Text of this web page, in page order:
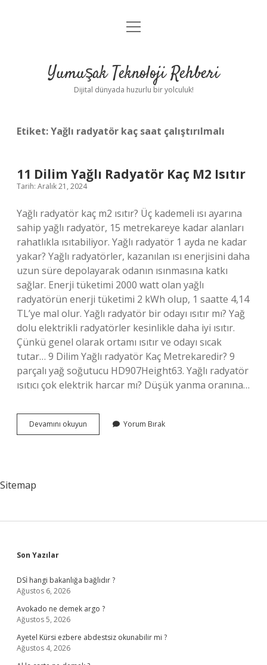
Anasayfa
Yasal Uyarı
menüyü
Yumuşak Teknoloji Rehberi
Dijital dünyada huzurlu bir yolculuk!
Etiket:Yağlı radyatör kaç saat çalıştırılmalı
11 Dilim Yağlı Radyatör Kaç M2 Isıtır
Tarih: Aralık 21, 2024
Yağlı radyatör kaç m2 ısıtır? Üç kademeli ısı ayarına
sahip yağlı radyatör, 15 metrekareye kadar alanları
rahatlıkla ısıtabiliyor. Yağlı radyatör 1 ayda ne kadar
yakar? Yağlı radyatörler, kazanılan ısı enerjisini daha
uzun süre depolayarak odanın ısınmasına katkı
sağlar. Enerji tüketimi 2000 watt olan yağlı
radyatörün enerji tüketimi 2 kWh olup, 1 saatte 4,14
TL’ye mal olur. Yağlı radyatör bir odayı ısıtır mı? Yağ
dolu elektrikli radyatörler kesinlikle daha iyi ısıtır.
Çünkü genel olarak ortamı ısıtır ve odayı sıcak
tutar… 9 Dilim Yağlı radyatör Kaç Metrekaredir? 9
parçalı yağ soğutucu HD907Height63. Yağlı radyatör
ısıtıcı çok elektrik harcar mı? Düşük yanma oranına…
Devamını okuyun
Dilim
Yorum Bırak
Sitemap
Sidebar
Son Yazılar
DSİ hangi bakanlığa bağlıdır ?
Ağustos 6, 2026
Avokado ne demek argo ?
Ağustos 5, 2026
Ayetel Kürsi ezbere abdestsiz okunabilir mi ?
Ağustos 4, 2026